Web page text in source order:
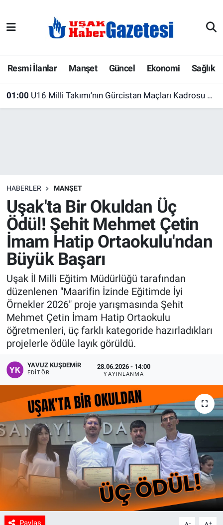
Resmi İlanlar Manşet Güncel Ekonomi Sağlık
01:00 U16 Milli Takımı’nın Gürcistan Maçları Kadrosu Belli Oldu! 23 Futbolcu Davet Edildi
HABERLER MANŞET
Uşak'ta Bir Okuldan Üç
Ödül! Şehit Mehmet Çetin
İmam Hatip Ortaokulu'ndan
Büyük Başarı
Uşak İl Milli Eğitim Müdürlüğü tarafından
düzenlenen "Maarifin İzinde Eğitimde İyi
Örnekler 2026" proje yarışmasında Şehit
Mehmet Çetin İmam Hatip Ortaokulu
öğretmenleri, üç farklı kategoride hazırladıkları
projelerle ödüle layık görüldü.
YAVUZ KUŞDEMIR
EDITÖR
28.06.2026 - 14:00
YAYINLANMA
Paylaş - +
E-Gazete
Ekonomi
Köşe Yazarları
Kültür Sanat
Manşet
Resmi İlanlar
Sağlık
Son Dakika
Spor
Uşak Haberleri
Uşak Hava Durumu
Uşak Trafik Yoğunluk Haritası